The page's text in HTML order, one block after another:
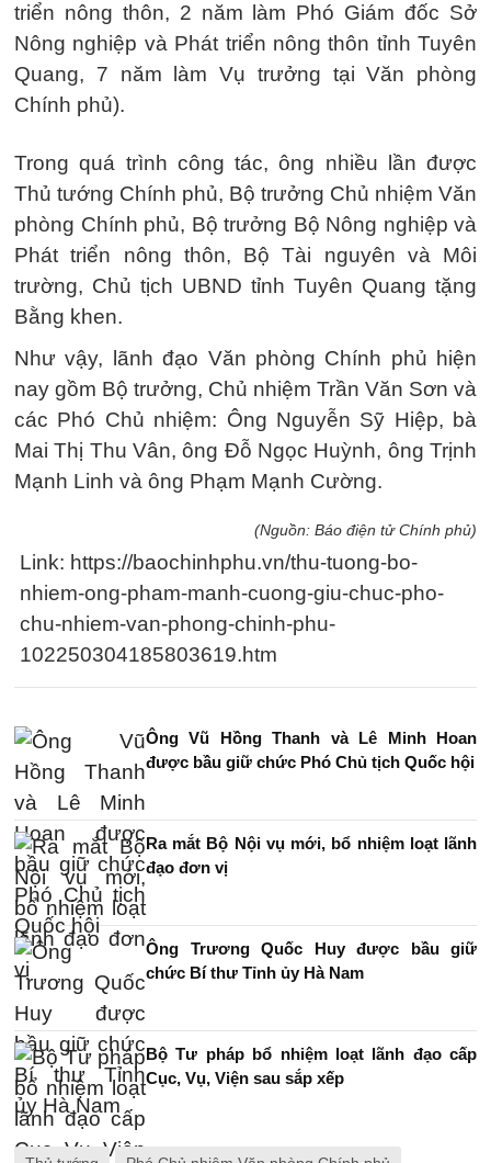
triển nông thôn, 2 năm làm Phó Giám đốc Sở
Nông nghiệp và Phát triển nông thôn tỉnh Tuyên
Quang, 7 năm làm Vụ trưởng tại Văn phòng
Chính phủ).
Trong quá trình công tác, ông nhiều lần được
Thủ tướng Chính phủ, Bộ trưởng Chủ nhiệm Văn
phòng Chính phủ, Bộ trưởng Bộ Nông nghiệp và
Phát triển nông thôn, Bộ Tài nguyên và Môi
trường, Chủ tịch UBND tỉnh Tuyên Quang tặng
Bằng khen.
Như vậy, lãnh đạo Văn phòng Chính phủ hiện
nay gồm Bộ trưởng, Chủ nhiệm Trần Văn Sơn và
các Phó Chủ nhiệm: Ông Nguyễn Sỹ Hiệp, bà
Mai Thị Thu Vân, ông Đỗ Ngọc Huỳnh, ông Trịnh
Mạnh Linh và ông Phạm Mạnh Cường.
(Nguồn: Báo điện tử Chính phủ)
Link: https://baochinhphu.vn/thu-tuong-bo-
nhiem-ong-pham-manh-cuong-giu-chuc-pho-
chu-nhiem-van-phong-chinh-phu-
102250304185803619.htm
Ông Vũ Hồng Thanh và Lê Minh Hoan
được bầu giữ chức Phó Chủ tịch Quốc hội
Ra mắt Bộ Nội vụ mới, bổ nhiệm loạt lãnh
đạo đơn vị
Ông Trương Quốc Huy được bầu giữ
chức Bí thư Tỉnh ủy Hà Nam
Bộ Tư pháp bổ nhiệm loạt lãnh đạo cấp
Cục, Vụ, Viện sau sắp xếp